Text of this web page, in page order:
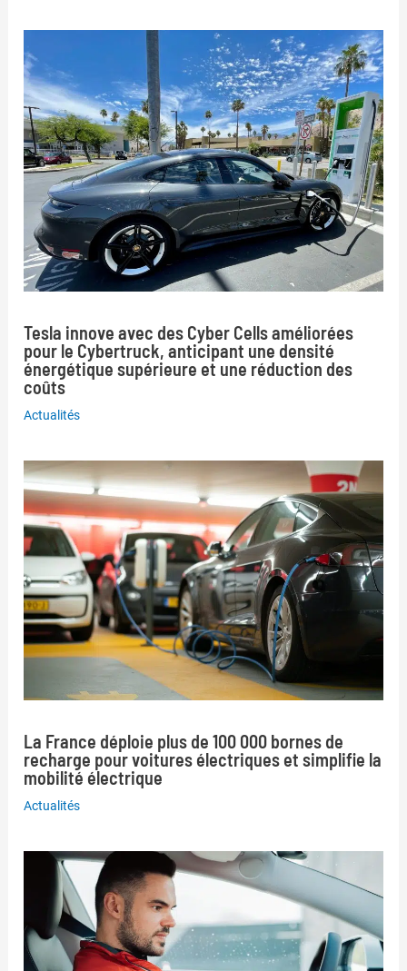
Tesla innove avec des Cyber Cells améliorées
pour le Cybertruck, anticipant une densité
énergétique supérieure et une réduction des
coûts
Actualités
La France déploie plus de 100 000 bornes de
recharge pour voitures électriques et simplifie la
mobilité électrique
Actualités